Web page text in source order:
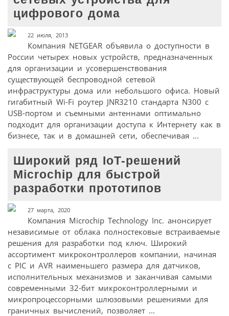
цифрового дома
22 июля, 2013
Компания NETGEAR объявила о доступности в
России четырех новых устройств, предназначенных
для организации и усовершенствования
существующей беспроводной сетевой
инфраструктуры дома или небольшого офиса. Новый
гигабитный Wi-Fi роутер JNR3210 стандарта N300 с
USB-портом и съемными антеннами оптимально
подходит для организации доступа к Интернету как в
бизнесе, так и в домашней сети, обеспечивая ...
Широкий ряд IoT-решений
Microchip для быстрой
разработки прототипов
27 марта, 2020
Компания Microchip Technology Inc. анонсирует
независимые от облака полностековые встраиваемые
решения для разработки под ключ. Широкий
ассортимент микроконтроллеров компании, начиная
с PIC и AVR наименьшего размера для датчиков,
исполнительных механизмов и заканчивая самыми
современными 32-бит микроконтроллерными и
микропроцессорными шлюзовыми решениями для
граничных вычислений, позволяет ...